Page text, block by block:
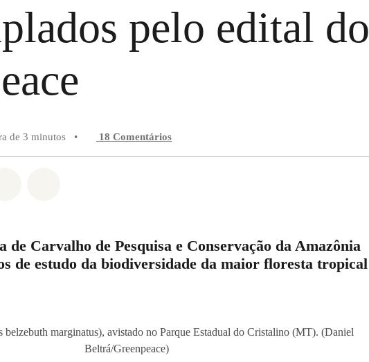
pelo edital do
de 3 minutos • 18 Comentários
de Carvalho de Pesquisa e Conservação da Amazônia
de estudo da biodiversidade da maior floresta tropical
belzebuth marginatus), avistado no Parque Estadual do Cristalino (MT). (Daniel
Beltrá/Greenpeace)